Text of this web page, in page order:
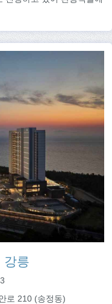
강릉
로 210 (송정동)